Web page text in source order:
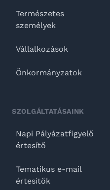
Természetes
személyek
Vállalkozások
Önkormányzatok
SZOLGÁLTATÁSAINK
Napi Pályázatfigyelő
értesítő
Tematikus e-mail
értesítők